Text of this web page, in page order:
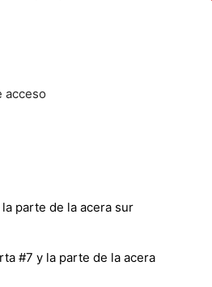
parte de la acera sur
#7 y la parte de la acera